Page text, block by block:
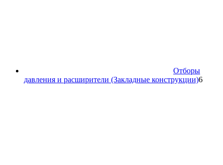
Отборы
давления и расширители (Закладные конструкции)66